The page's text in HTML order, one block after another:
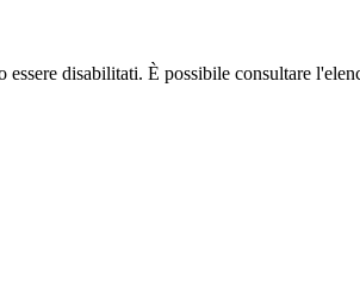
disabilitati. È possibile consultare